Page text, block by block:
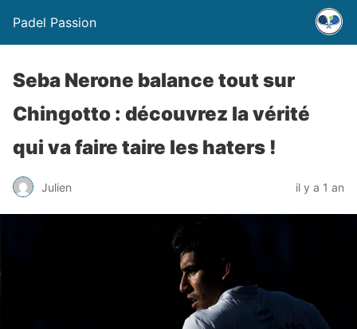
Padel Passion
Seba Nerone balance tout sur
Chingotto : découvrez la vérité
qui va faire taire les haters !
Julien il y a 1 an